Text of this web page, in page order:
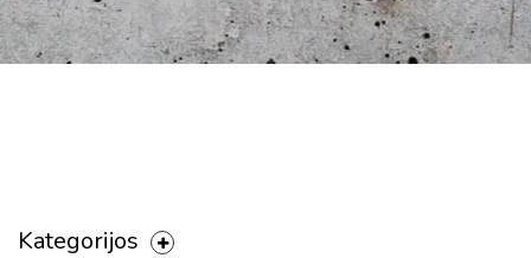
Kategorijos